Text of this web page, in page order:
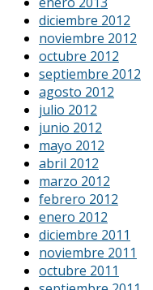
diciembre 2012
noviembre 2012
octubre 2012
septiembre 2012
agosto 2012
julio 2012
junio 2012
mayo 2012
abril 2012
marzo 2012
febrero 2012
enero 2012
diciembre 2011
noviembre 2011
octubre 2011